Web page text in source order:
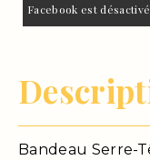
Facebook est
Bandeau Serre-